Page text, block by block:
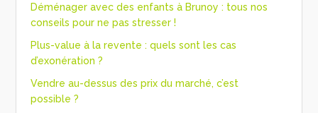
Déménager avec des enfants à Brunoy : tous nos
conseils pour ne pas stresser !
Plus-value à la revente : quels sont les cas
d’exonération ?
Vendre au-dessus des prix du marché, c’est
possible ?